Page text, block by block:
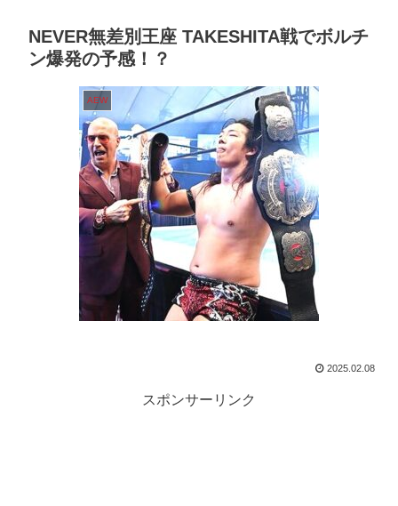
NEVER無差別王座 TAKESHITA戦でボルチ
ン爆発の予感！？
AEW
2025.02.08
スポンサーリンク